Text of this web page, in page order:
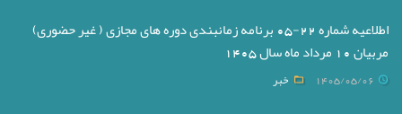
اطلاعیه شماره 22-05 برنامه زمانبندی دوره های مجازی ( غیر حضوری)
مربیان 10 مرداد ماه سال 1405
1405/05/06 خبر